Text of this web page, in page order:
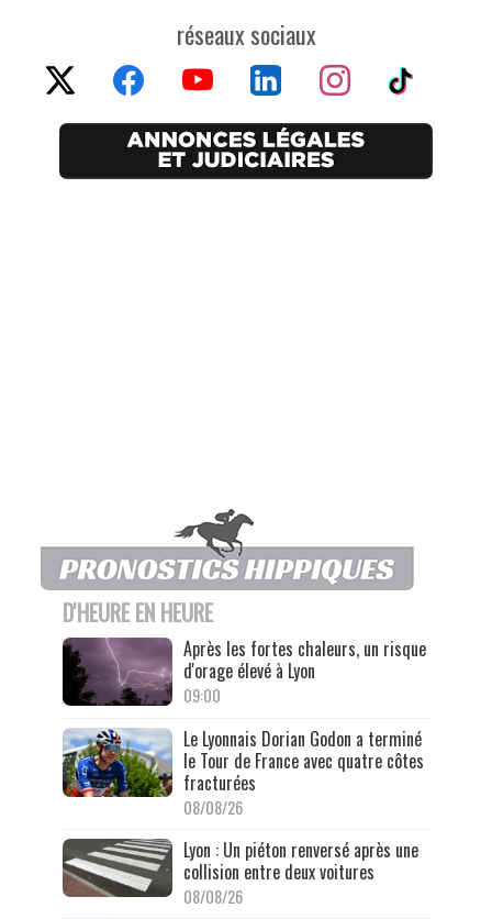
réseaux sociaux
D'HEURE EN HEURE
Après les fortes chaleurs, un risque
d'orage élevé à Lyon
09:00
Le Lyonnais Dorian Godon a terminé
le Tour de France avec quatre côtes
fracturées
08/08/26
Lyon : Un piéton renversé après une
collision entre deux voitures
08/08/26